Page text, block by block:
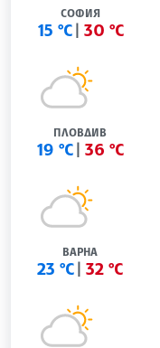
СОФИЯ
15 °C 30 °C
ПЛОВДИВ
19 °C 36 °C
ВАРНА
23 °C 32 °C